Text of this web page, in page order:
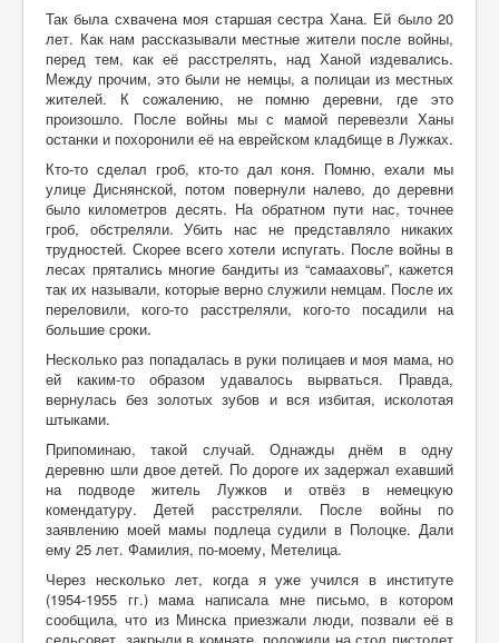
Так была схвачена моя старшая сестра Хана. Ей было 20
лет. Как нам рассказывали местные жители после войны,
перед тем, как её расстрелять, над Ханой издевались.
Между прочим, это были не немцы, а полицаи из местных
жителей. К сожалению, не помню деревни, где это
произошло. После войны мы с мамой перевезли Ханы
останки и похоронили её на еврейском кладбище в Лужках.
Кто-то сделал гроб, кто-то дал коня. Помню, ехали мы
улице Диснянской, потом повернули налево, до деревни
было километров десять. На обратном пути нас, точнее
гроб, обстреляли. Убить нас не представляло никаких
трудностей. Скорее всего хотели испугать. После войны в
лесах прятались многие бандиты из “самааховы”, кажется
так их называли, которые верно служили немцам. После их
переловили, кого-то расстреляли, кого-то посадили на
большие сроки.
Несколько раз попадалась в руки полицаев и моя мама, но
ей каким-то образом удавалось вырваться. Правда,
вернулась без золотых зубов и вся избитая, исколотая
штыками.
Припоминаю, такой случай. Однажды днём в одну
деревню шли двое детей. По дороге их задержал ехавший
на подводе житель Лужков и отвёз в немецкую
комендатуру. Детей расстреляли. После войны по
заявлению моей мамы подлеца судили в Полоцке. Дали
ему 25 лет. Фамилия, по-моему, Метелица.
Через несколько лет, когда я уже учился в институте
(1954-1955 гг.) мама написала мне письмо, в котором
сообщила, что из Минска приезжали люди, позвали её в